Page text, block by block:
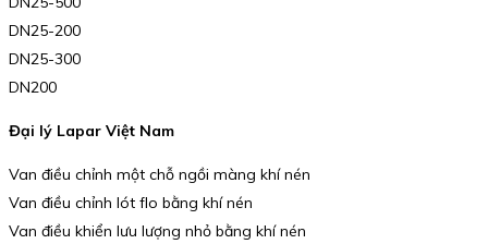
DN25-200
DN25-300
DN200
Đại lý Lapar Việt Nam
Van điều chỉnh một chỗ ngồi màng khí nén
Van điều chỉnh lót flo bằng khí nén
Van điều khiển lưu lượng nhỏ bằng khí nén